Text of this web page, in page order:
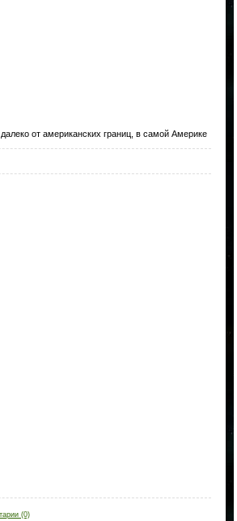
от американских границ, в самой Америке
(0)